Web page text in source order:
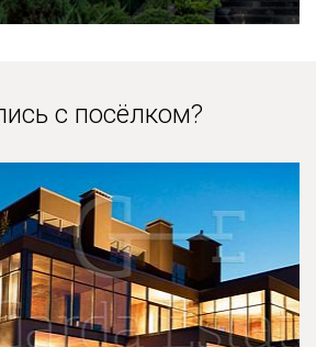
с посёлком?